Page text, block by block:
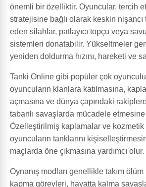
önemli bir özelliktir. Oyuncular, tercih
stratejisine bağlı olarak keskin nişancı
eden silahlar, patlayıcı topçu veya
sistemleri donatabilir. Yükseltmeler
yeniden doldurma hızını, hareketi ve
Tanki Online gibi popüler çok oyunculu
oyuncuların klanlara katılmasına,
açmasına ve dünya çapındaki
tabanlı savaşlarda mücadele etmesine
Özelleştirilmiş kaplamalar ve kozmetik
oyuncuların tanklarını
maçlarda öne çıkmasına yardımcı olur.
Oynanış modları genellikle takım
kapma görevleri, hayatta kalma